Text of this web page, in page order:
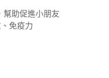
幫助促進小朋友
免疫力